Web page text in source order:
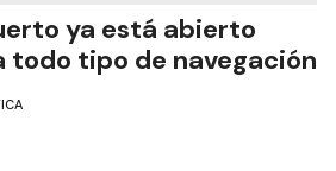
ya está abierto
todo tipo de navegación